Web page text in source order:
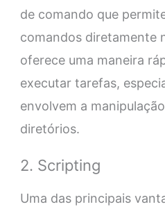
de comando que
comandos diretamente
oferece uma maneira
executar tarefas,
envolvem a
diretórios.
2. Scripting
Uma das principais